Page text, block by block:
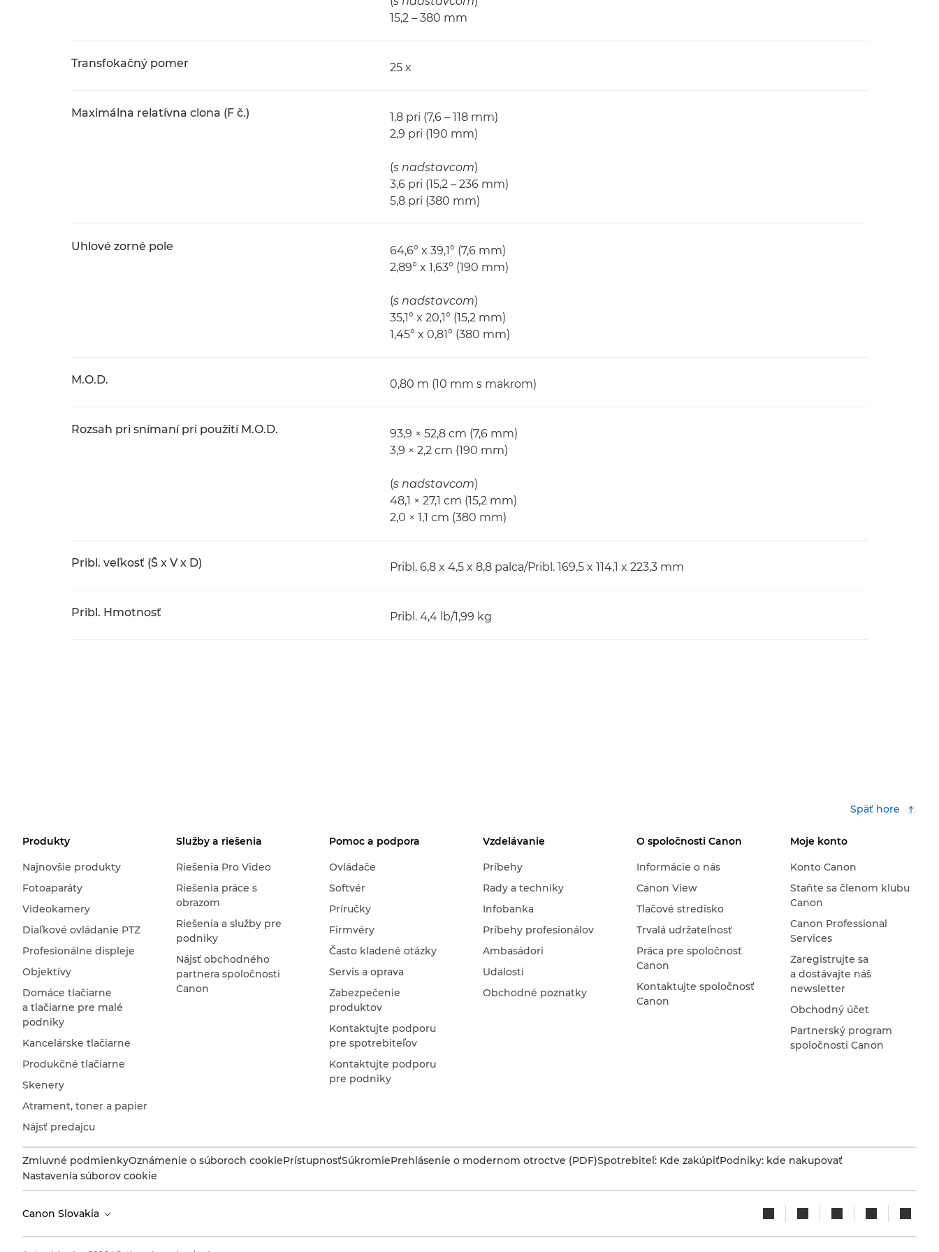
15,2 – 380 mm
Transfokačný pomer 25 x
Maximálna relatívna clona (F č.)
1,8 pri (7,6 – 118 mm)
2,9 pri (190 mm)
(s nadstavcom)
3,6 pri (15,2 – 236 mm)
5,8 pri (380 mm)
Uhlové zorné pole
64,6° x 39,1° (7,6 mm)
2,89° x 1,63° (190 mm)
(s nadstavcom)
35,1° x 20,1° (15,2 mm)
1,45° x 0,81° (380 mm)
M.O.D. 0,80 m (10 mm s makrom)
Rozsah pri snímaní pri použití M.O.D.
93,9 × 52,8 cm (7,6 mm)
3,9 × 2,2 cm (190 mm)
(s nadstavcom)
48,1 × 27,1 cm (15,2 mm)
2,0 × 1,1 cm (380 mm)
Pribl. veľkosť (Š x V x D) Pribl. 6,8 x 4,5 x 8,8 palca/Pribl. 169,5 x 114,1 x 223,3 mm
Pribl. Hmotnosť Pribl. 4,4 lb/1,99 kg
Späť hore
Produkty
Najnovšie produkty
Fotoaparáty
Videokamery
Diaľkové ovládanie PTZ
Profesionálne displeje
Objektívy
Domáce tlačiarne
a tlačiarne pre malé
podniky
Kancelárske tlačiarne
Produkčné tlačiarne
Skenery
Atrament, toner a papier
Nájsť predajcu
Služby a riešenia
Riešenia Pro Video
Riešenia práce s
obrazom
Riešenia a služby pre
podniky
Nájsť obchodného
partnera spoločnosti
Canon
Pomoc a podpora
Ovládače
Softvér
Príručky
Firmvéry
Často kladené otázky
Servis a oprava
Zabezpečenie
produktov
Kontaktujte podporu
pre spotrebiteľov
Kontaktujte podporu
pre podniky
Vzdelávanie
Príbehy
Rady a techniky
Infobanka
Príbehy profesionálov
Ambasádori
Udalosti
Obchodné poznatky
O spoločnosti Canon
Informácie o nás
Canon View
Tlačové stredisko
Trvalá udržateľnosť
Práca pre spoločnosť
Canon
Kontaktujte spoločnosť
Canon
Moje konto
Konto Canon
Staňte sa členom klubu
Canon
Canon Professional
Services
Zaregistrujte sa
a dostávajte náš
newsletter
Obchodný účet
Partnerský program
spoločnosti Canon
Zmluvné podmienkyOznámenie o súboroch cookiePrístupnosťSúkromiePrehlásenie o modernom otroctve (PDF)Spotrebiteľ: Kde zakúpiťPodniky: kde nakupovať
Nastavenia súborov cookie
Canon Slovakia